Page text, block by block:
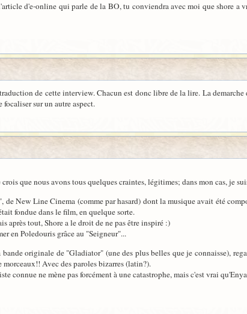
d'e-online qui parle de la BO, tu conviendra avec moi que shore a
de cette interview. Chacun est donc libre de la lire. La
sur un autre aspect.
que nous avons tous quelques craintes, légitimes; dans mon cas, je
New Line Cinema (comme par hasard) dont la musique avait été
fondue dans le film, en quelque sorte.
après tout, Shore a le droit de ne pas être inspiré :)
en Poledouris grâce au "Seigneur"...
originale de "Gladiator" (une des plus belles que je connaisse),
Avec des paroles bizarres (latin?).
connue ne mène pas forcément à une catastrophe, mais c'est vrai